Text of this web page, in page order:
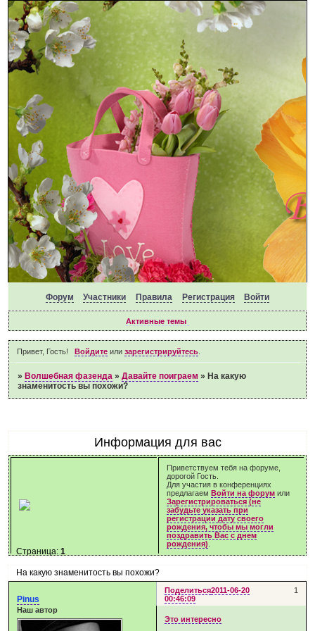
Форум Участники Правила Регистрация Войти
Активные темы
Привет, Гость! Войдитеили зарегистрируйтесь.
» Волшебная фазенда »Давайте поиграем » На какую
знаменитость вы похожи?
Информация для вас
Приветствуем тебя на форуме,
дорогой Гость.
Для участия в конференциях
предлагаемВойти на форум или
Зарегистрироваться (не
забудьте указать при
регистрации дату своего
рождения, чтобы мы могли
поздравить Вас с днем
рождения)
На какую знаменитость вы похожи?
Страница:1
Поделиться 1
2011-06-20
00:46:09
Pinus
Наш автор
Это интересно